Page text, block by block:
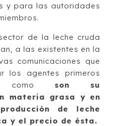
y para las autoridades
de la leche cruda
a las existentes en la
comunicaciones que
los agentes primeros
como son su
materia grasa y en
de leche
y el precio de ésta.